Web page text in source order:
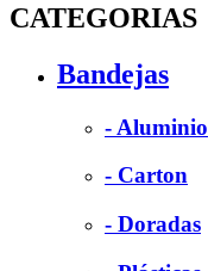
CATEGORIAS
Bandejas
- Aluminio
- Carton
- Doradas